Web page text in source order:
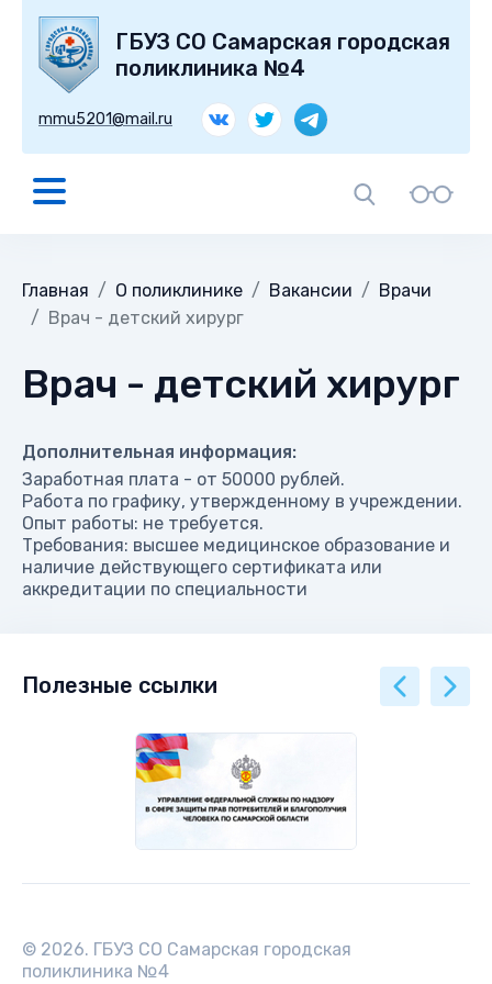
ГБУЗ СО Самарская городская
поликлиника №4
mmu5201@mail.ru
Главная О поликлинике Вакансии
Врачи
Врач - детский хирург
Врач - детский хирург
Дополнительная информация:
Заработная плата - от 50000 рублей.
Работа по графику, утвержденному в учреждении.
Опыт работы: не требуется.
Требования: высшее медицинское образование и
наличие действующего сертификата или
аккредитации по специальности
Полезные ссылки
© 2026. ГБУЗ СО Самарская городская
поликлиника №4